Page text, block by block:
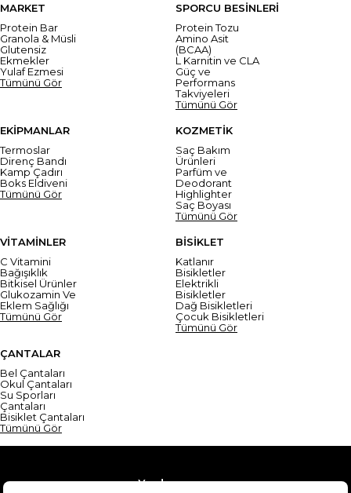
MARKET
Protein Bar
Granola & Müsli
Glutensiz
Ekmekler
Yulaf Ezmesi
Tümünü Gör
SPORCU BESİNLERİ
Protein Tozu
Amino Asit
(BCAA)
L Karnitin ve CLA
Güç ve
Performans
Takviyeleri
Tümünü Gör
EKİPMANLAR
Termoslar
Direnç Bandı
Kamp Çadırı
Boks Eldiveni
Tümünü Gör
KOZMETİK
Saç Bakım
Ürünleri
Parfüm ve
Deodorant
Highlighter
Saç Boyası
Tümünü Gör
VİTAMİNLER
C Vitamini
Bağışıklık
Bitkisel Ürünler
Glukozamin Ve
Eklem Sağlığı
Tümünü Gör
BİSİKLET
Katlanır
Bisikletler
Elektrikli
Bisikletler
Dağ Bisikletleri
Çocuk Bisikletleri
Tümünü Gör
ÇANTALAR
Bel Çantaları
Okul Çantaları
Su Sporları
Çantaları
Bisiklet Çantaları
Tümünü Gör
Yardım